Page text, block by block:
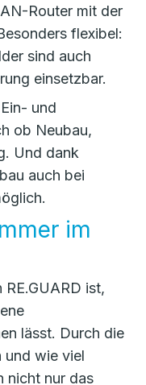
Router mit der
flexibel:
sind auch
einsetzbar.
und
ob Neubau,
Und dank
auch bei
im
ist,
lässt. Durch die
und wie viel
nicht nur das